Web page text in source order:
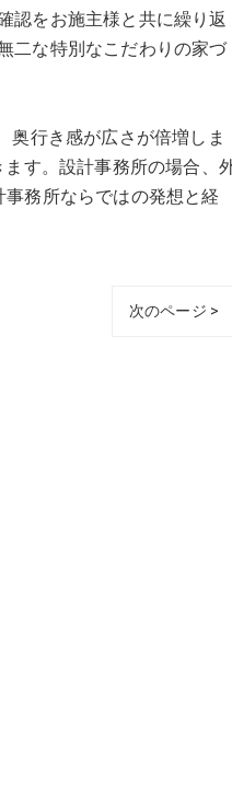
認をお施主様と共に繰り返
二な特別なこだわりの家づ
奥行き感が広さが倍増しま
す。設計事務所の場合、
務所ならではの発想と経
次のページ >